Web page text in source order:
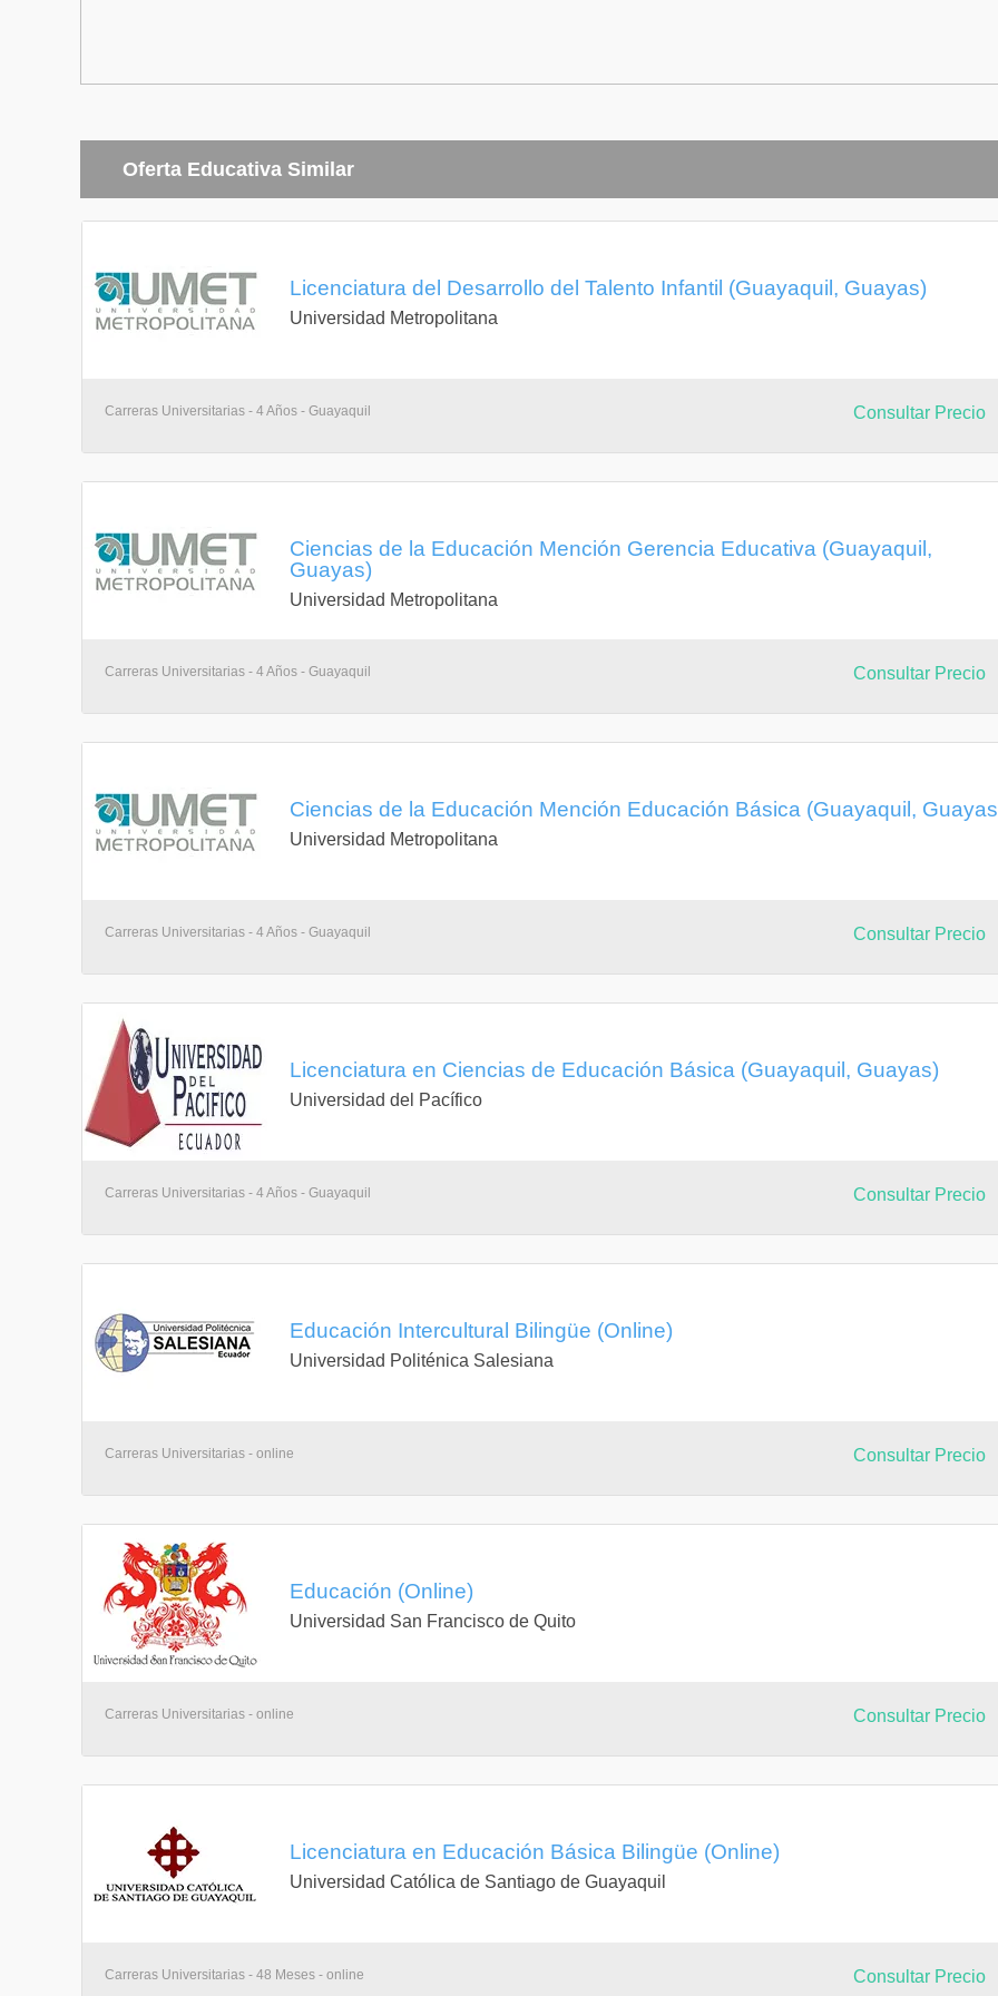
Oferta Educativa Similar
Licenciatura del Desarrollo del Talento Infantil (Guayaquil, Guayas)
Universidad Metropolitana
Carreras Universitarias - 4 Años - Guayaquil Consultar Precio
Ciencias de la Educación Mención Gerencia Educativa (Guayaquil,
Guayas)
Universidad Metropolitana
Carreras Universitarias - 4 Años - Guayaquil Consultar Precio
Ciencias de la Educación Mención Educación Básica (Guayaquil,
Universidad Metropolitana
Carreras Universitarias - 4 Años - Guayaquil Consultar Precio
Licenciatura en Ciencias de Educación Básica (Guayaquil, Guayas)
Universidad del Pacífico
Carreras Universitarias - 4 Años - Guayaquil Consultar Precio
Educación Intercultural Bilingüe (Online)
Universidad Politénica Salesiana
Carreras Universitarias - online Consultar Precio
Educación (Online)
Universidad San Francisco de Quito
Carreras Universitarias - online Consultar Precio
Licenciatura en Educación Básica Bilingüe (Online)
Universidad Católica de Santiago de Guayaquil
Carreras Universitarias - 48 Meses - online Consultar Precio